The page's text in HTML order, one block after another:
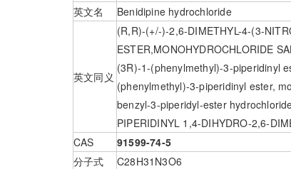
英文名
Benidipine hydrochloride
英文同义
(R,R)-(+/-)-2,6-DIMETHYL-4-(3-
ESTER,MONOHYDROCHLORIDE
(3R)-1-(phenylmethyl)-3-piperidinyl
(phenylmethyl)-3-piperidinyl ester,
benzyl-3-piperidyl-ester
PIPERIDINYL 1,4-DIHYDRO-2,6-
CAS
91599-74-5
分子式
C28H31N3O6